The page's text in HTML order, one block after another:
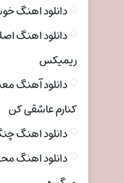
دانلود اهنگ
دانلود اهنگ
ریمیکس
دانلود آهنگ
کنارم عاشقی کن
دانلود اهنگ
دانلود اهنگ